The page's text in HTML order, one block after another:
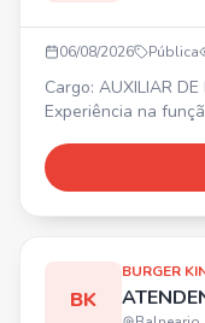
06/08/2026 Pública
Cargo: AUXILIAR DE BISTRÔ 📍
Experiência na
Alimentação + Hora
atendimento a
BK
BURGER